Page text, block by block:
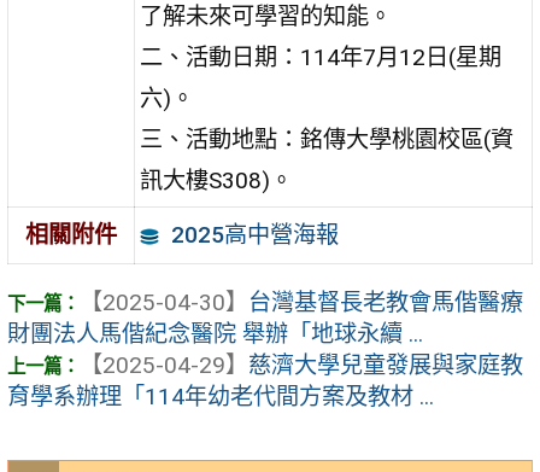
了解未來可學習的知能。
二、活動日期：114年7月12日(星期
六)。
三、活動地點：銘傳大學桃園校區(資
訊大樓S308)。
相關附件
2025高中營海報
【2025-04-30】 台灣基督長老教會馬偕醫療
財團法人馬偕紀念醫院 舉辦「地球永續 ...
【2025-04-29】 慈濟大學兒童發展與家庭教
育學系辦理「114年幼老代間方案及教材 ...